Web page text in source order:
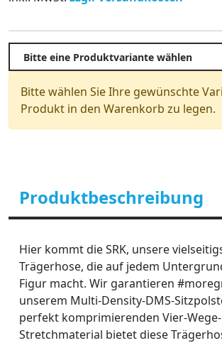
Bitte wählen Sie Ihre gewünschte
Produkt in den Warenkorb zu legen.
Produktbeschreibung
Hier kommt die SRK, unsere
Trägerhose, die auf jedem
Figur macht. Wir garantieren
unserem Multi-Density-DMS-
perfekt komprimierenden Vier-Wege-
Stretchmaterial bietet diese